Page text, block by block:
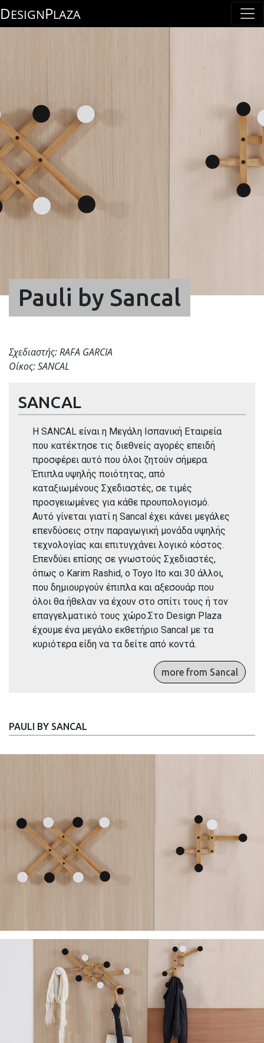
DESIGNPLAZA
Pauli by Sancal
Σχεδιαστής: RAFA GARCIA
Οίκος: SANCAL
SANCAL
Η SANCAL είναι η Μεγάλη Ισπανική Εταιρεία
που κατέκτησε τις διεθνείς αγορές επειδή
προσφέρει αυτό που όλοι ζητούν σήμερα.
Έπιπλα υψηλής ποιότητας, από
καταξιωμένους Σχεδιαστές, σε τιμές
προσγειωμένες για κάθε προυπολογισμό.
Αυτό γίνεται γιατί η Sancal έχει κάνει μεγάλες
επενδύσεις στην παραγωγική μονάδα υψηλής
τεχνολογίας και επιτυγχάνει λογικό κόστος.
Επενδύει επίσης σε γνωστούς Σχεδιαστές,
όπως o Karim Rashid, o Toyo Ito και 30 άλλοι,
που δημιουργούν έπιπλα και αξεσουάρ που
όλοι θα ήθελαν να έχουν στο σπίτι τους ή τον
επαγγελματικό τους χώρο.Στο Design Plaza
έχουμε ένα μεγάλο εκθετήριο Sancal με τα
κυριότερα είδη να τα δείτε από κοντά.
more from Sancal
PAULI BY SANCAL